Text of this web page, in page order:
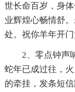
世长命百岁，身
业辉煌心畅情舒
处。祝你羊年开门
2、零点钟声
蛇年已成过往，
的牵挂，发条短